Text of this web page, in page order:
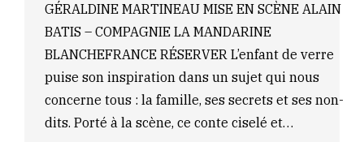
GÉRALDINE MARTINEAU MISE EN SCÈNE ALAIN
BATIS – COMPAGNIE LA MANDARINE
BLANCHEFRANCE RÉSERVER L’enfant de verre
puise son inspiration dans un sujet qui nous
concerne tous : la famille, ses secrets et ses non-
dits. Porté à la scène, ce conte ciselé et…